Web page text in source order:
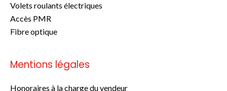
Volets roulants électriques
Accès PMR
Fibre optique
Mentions légales
Honoraires à la charge du vendeur